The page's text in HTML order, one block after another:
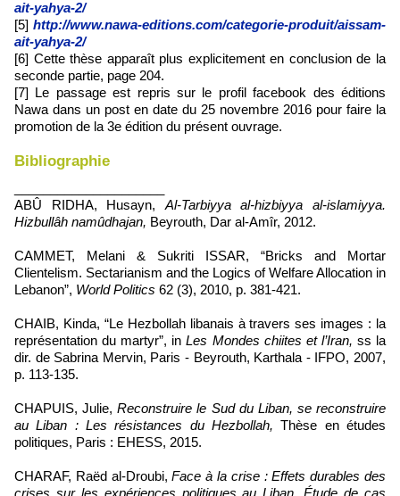
ait-yahya-2/
[5] http://www.nawa-editions.com/categorie-produit/aissam-
ait-yahya-2/
[6] Cette thèse apparaît plus explicitement en conclusion de la
seconde partie, page 204.
[7] Le passage est repris sur le profil facebook des éditions
Nawa dans un post en date du 25 novembre 2016 pour faire la
promotion de la 3e édition du présent ouvrage.
Bibliographie
ABÛ RIDHA, Husayn, Al-Tarbiyya al-hizbiyya al-islamiyya.
Hizbullâh namûdhajan, Beyrouth, Dar al-Amîr, 2012.
CAMMET, Melani & Sukriti ISSAR, “Bricks and Mortar
Clientelism. Sectarianism and the Logics of Welfare Allocation in
Lebanon”, World Politics 62 (3), 2010, p. 381-421.
CHAIB, Kinda, “Le Hezbollah libanais à travers ses images : la
représentation du martyr”, inLes Mondes chiites et l’Iran, ss la
dir. de Sabrina Mervin, Paris - Beyrouth, Karthala - IFPO, 2007,
p. 113-135.
CHAPUIS, Julie,Reconstruire le Sud du Liban, se reconstruire
au Liban : Les résistances du Hezbollah,Thèse en études
politiques, Paris : EHESS, 2015.
CHARAF, Raëd al-Droubi,Face à la crise : Effets durables des
crises sur les expériences politiques au Liban. Étude de cas